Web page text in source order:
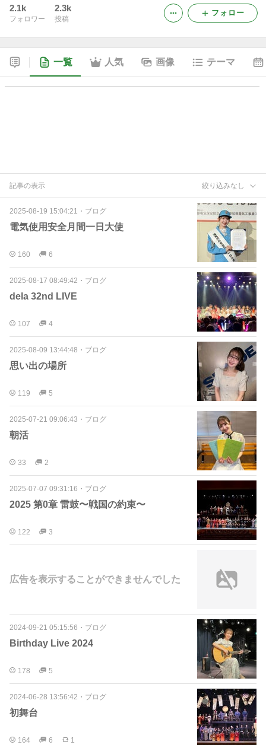
2.1k
フォロワー
2.3k
投稿
フォロー
一覧 人気 画像 テーマ
記事の表示 絞り込みなし
2025-08-19 15:04:21 ・ ブログ
電気使用安全月間一日大使
160 6
2025-08-17 08:49:42 ・ ブログ
dela 32nd LIVE
107 4
2025-08-09 13:44:48 ・ ブログ
思い出の場所
119 5
2025-07-21 09:06:43 ・ ブログ
朝活
33 2
2025-07-07 09:31:16 ・ ブログ
2025 第0章 雷鼓〜戦国の約束〜
122 3
広告を表示することができませんでした
2024-09-21 05:15:56 ・ ブログ
Birthday Live 2024
178 5
2024-06-28 13:56:42 ・ ブログ
初舞台
164 6 1